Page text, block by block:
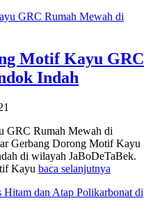
Motif Kayu GRC
Indah
GRC Rumah Mewah di
Gerbang Dorong Motif Kayu
di wilayah JaBoDeTaBek.
Kayu baca selanjutnya